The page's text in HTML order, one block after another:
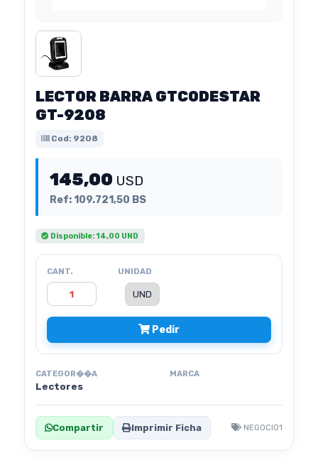
LECTOR BARRA GTCODESTAR
GT-9208
Cod: 9208
145,00 USD
Ref: 109.721,50 BS
Disponible: 14,00 UND
CANT. UNIDAD
Pedir
CATEGOR��A
Lectores
MARCA
Compartir Imprimir Ficha NEGOCIO1